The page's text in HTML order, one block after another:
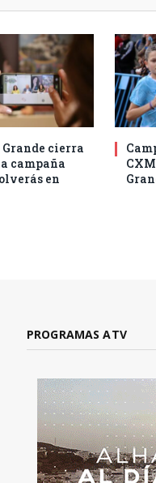
cierra
campaña
en
PROGRAMAS ATV